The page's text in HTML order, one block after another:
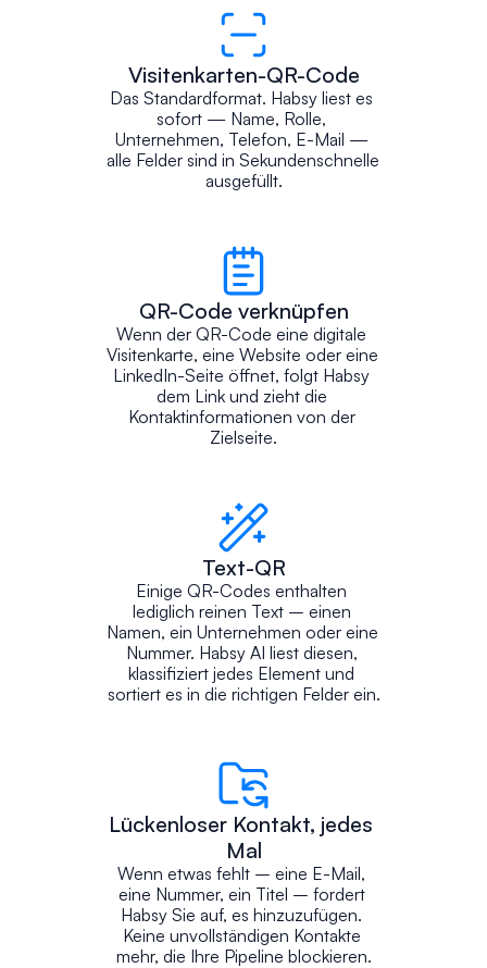
Visitenkarten-QR-Code
Das Standardformat. Habsy liest es
sofort — Name, Rolle,
Unternehmen, Telefon, E-Mail —
alle Felder sind in Sekundenschnelle
ausgefüllt.
QR-Code verknüpfen
Wenn der QR-Code eine digitale
Visitenkarte, eine Website oder eine
LinkedIn-Seite öffnet, folgt Habsy
dem Link und zieht die
Kontaktinformationen von der
Zielseite.
Text-QR
Einige QR-Codes enthalten
lediglich reinen Text – einen
Namen, ein Unternehmen oder eine
Nummer. Habsy AI liest diesen,
klassifiziert jedes Element und
sortiert es in die richtigen Felder ein.
Lückenloser Kontakt, jedes
Mal
Wenn etwas fehlt – eine E-Mail,
eine Nummer, ein Titel – fordert
Habsy Sie auf, es hinzuzufügen.
Keine unvollständigen Kontakte
mehr, die Ihre Pipeline blockieren.